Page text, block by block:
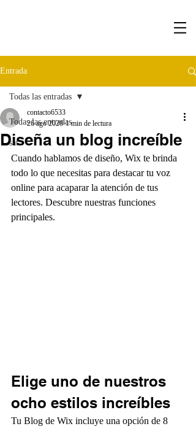
Entrada
Todas las entradas
sat
Todas las entradas
Diseña un blog increíble
contacto6533
26 ago 2020 1 min de lectura
Cuando hablamos de diseño, Wix te brinda
todo lo que necesitas para destacar tu voz
online para acaparar la atención de tus
lectores. Descubre nuestras funciones
principales.
Elige uno de nuestros
ocho estilos increíbles
Tu Blog de Wix incluye una opción de 8